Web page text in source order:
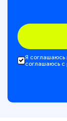
Я соглашаюсь
соглашаюсь с